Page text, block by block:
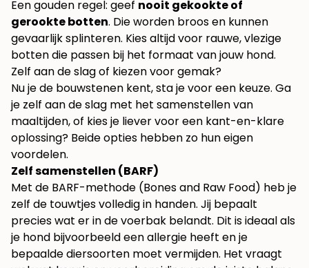
Een gouden regel: geef nooit gekookte of
gerookte botten. Die worden broos en kunnen
gevaarlijk splinteren. Kies altijd voor rauwe, vlezige
botten die passen bij het formaat van jouw hond.
Zelf aan de slag of kiezen voor gemak?
Nu je de bouwstenen kent, sta je voor een keuze. Ga
je zelf aan de slag met het samenstellen van
maaltijden, of kies je liever voor een kant-en-klare
oplossing? Beide opties hebben zo hun eigen
voordelen.
Zelf samenstellen (BARF)
Met de BARF-methode (Bones and Raw Food) heb je
zelf de touwtjes volledig in handen. Jij bepaalt
precies wat er in de voerbak belandt. Dit is ideaal als
je hond bijvoorbeeld een allergie heeft en je
bepaalde diersoorten moet vermijden. Het vraagt